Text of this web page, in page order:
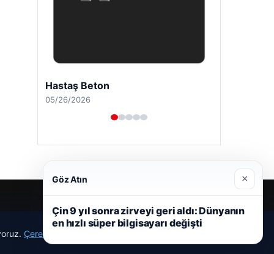
Hastaş Beton
05/26/2026
Çerez Politikamız
Göz Atın ×
Çin 9 yıl sonra zirveyi geri aldı: Dünyanın
en hızlı süper bilgisayarı değişti